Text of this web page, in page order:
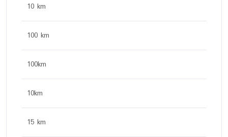
10 km
100 km
100km
10km
15 km